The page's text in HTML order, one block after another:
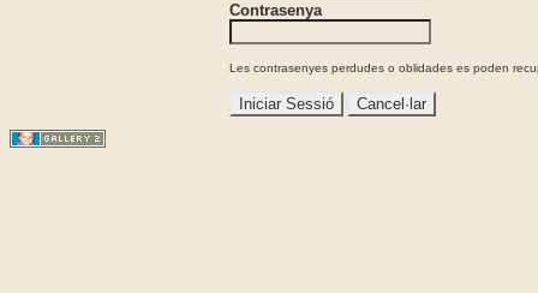
Contrasenya
Les contrasenyes perdudes o oblidades es poden